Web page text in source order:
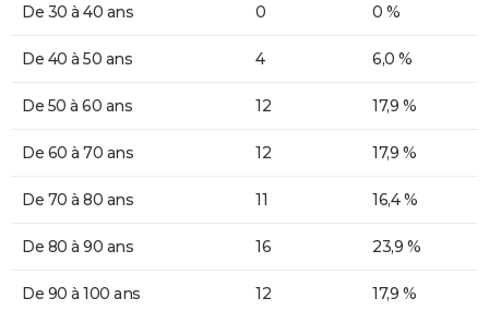
De 30 à 40 ans 0 0 %
De 40 à 50 ans 4 6,0 %
De 50 à 60 ans 12 17,9 %
De 60 à 70 ans 12 17,9 %
De 70 à 80 ans 11 16,4 %
De 80 à 90 ans 16 23,9 %
De 90 à 100 ans 12 17,9 %